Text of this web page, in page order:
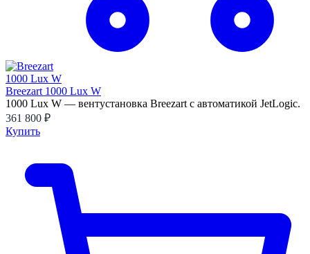
Breezart 1000 Lux W
1000 Lux W — вентустановка Breezart с автоматикой JetLogic.
361 800 ₽
Купить